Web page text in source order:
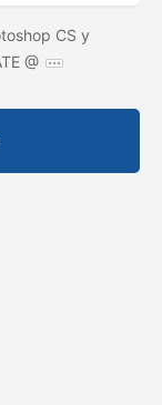
CS y
@